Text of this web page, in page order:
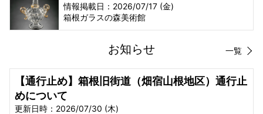
情報掲載日：2026/07/17 (金)
箱根ガラスの森美術館
お知らせ 一覧
【通行止め】箱根旧街道（畑宿山根地区）通行止
めについて
更新日時：2026/07/30 (木)